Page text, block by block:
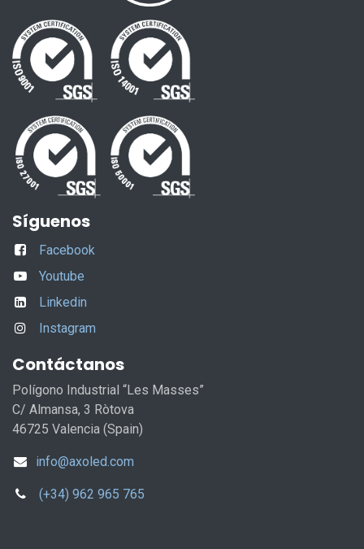
Síguenos
Facebook
Youtube
Linkedin
Instagram
Contáctanos
Polígono Industrial “Les Masses”
C/ Almansa, 3 Ròtova
46725 Valencia (Spain)
info@axoled.com
(+34) 962 965 765